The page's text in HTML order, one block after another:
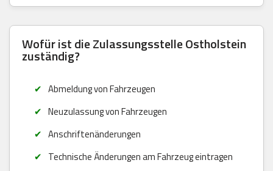
Wofür ist die Zulassungsstelle Ostholstein
zuständig?
Abmeldung von Fahrzeugen
Neuzulassung von Fahrzeugen
Anschriftenänderungen
Technische Änderungen am Fahrzeug eintragen